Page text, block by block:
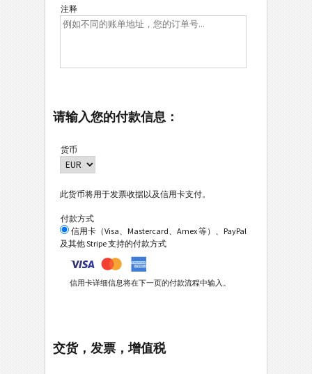
注释
请输入您的付款信息：
货币
此货币将用于发票收据以及信用卡支付。
付款方式
信用卡（Visa、Mastercard、Amex 等）、PayPal
及其他 Stripe 支持的付款方式
信用卡详细信息将在下一页的付款流程中输入。
交货，发票，增值税